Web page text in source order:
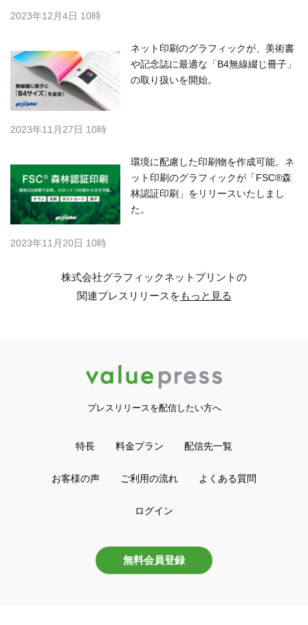
2023年12月4日 10時
ネット印刷のグラフィックが、美術書
や記念誌に最適な「B4無線綴じ冊子」
の取り扱いを開始。
2023年11月27日 10時
環境に配慮した印刷物を作成可能。ネ
ット印刷のグラフィックが「FSC®森
林認証印刷」をリリースいたしまし
た。
2023年11月20日 10時
株式会社グラフィックネットプリントの
関連プレスリリースをもっと見る
プレスリリースを配信したい方へ
特長 料金プラン 配信先一覧
お客様の声 ご利用の流れ よくある質問
ログイン
無料会員登録